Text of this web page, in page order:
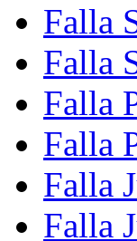
Falla
Falla
Falla
Falla
Falla
Falla